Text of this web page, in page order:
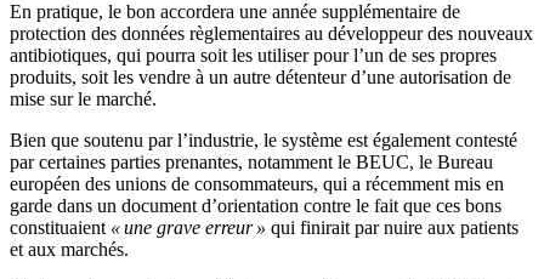
En pratique, le bon accordera une année supplémentaire de
protection des données règlementaires au développeur des nouveaux
antibiotiques, qui pourra soit les utiliser pour l’un de ses propres
produits, soit les vendre à un autre détenteur d’une autorisation de
mise sur le marché.
Bien que soutenu par l’industrie, le système est également contesté
par certaines parties prenantes, notamment le BEUC, le Bureau
européen des unions de consommateurs, qui a récemment mis en
garde dans un document d’orientation contre le fait que ces bons
constituaient « une grave erreur » qui finirait par nuire aux patients
et aux marchés.